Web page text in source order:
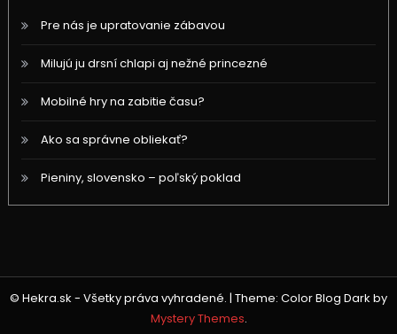
Pre nás je upratovanie zábavou
Milujú ju drsní chlapi aj nežné princezné
Mobilné hry na zabitie času?
Ako sa správne obliekať?
Pieniny, slovensko – poľský poklad
© Hekra.sk - Všetky práva vyhradené. | Theme: Color Blog Dark by
Mystery Themes.